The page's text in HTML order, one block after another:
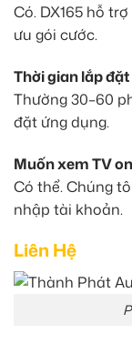
Có. DX165 hỗ
ưu gói cước.
Thời gian lắp
Thường 30–60
đặt ứng dụng.
Muốn xem TV
Có thể. Chúng
nhập tài khoản.
Liên Hệ